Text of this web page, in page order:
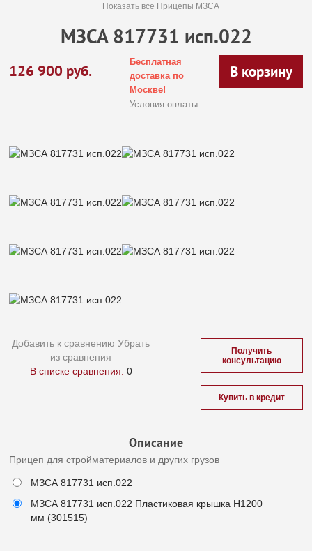
Показать все Прицепы МЗСА
МЗСА 817731 исп.022
126 900 руб.
Бесплатная
доставка по
Москве!
Условия оплаты
В корзину
Добавить к сравнению Убрать
из сравнения
В списке сравнения: 0
Получить
консультацию
Купить в кредит
Описание
Прицеп для стройматериалов и других грузов
МЗСА 817731 исп.022
МЗСА 817731 исп.022 Пластиковая крышка Н1200
мм (301515)